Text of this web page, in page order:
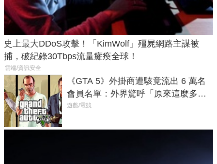
史上最大DDoS攻擊！「KimWolf」殭屍網路主謀被
捕，破紀錄30Tbps流量癱瘓全球！
雲端/資訊安全
《GTA 5》外掛商遭駭竟流出 6 萬名
會員名單：外界驚呼「原來這麼多人
在開掛！」
遊戲/電競